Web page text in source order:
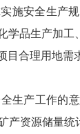
施安全生产
学品生产加
合理用地需
产工作的意
产资源储量